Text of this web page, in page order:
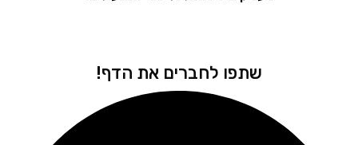
שתפו לחברים את הדף!